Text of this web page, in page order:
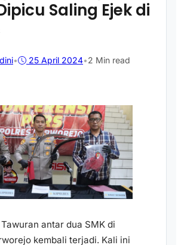
Saling Ejek di
• 25 April 2024•2 Min read
Tawuran antar dua SMK di
kembali terjadi. Kali ini